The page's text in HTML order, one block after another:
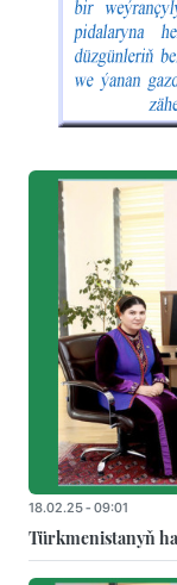
18.02.25 - 09:01
Türkmenistanyň